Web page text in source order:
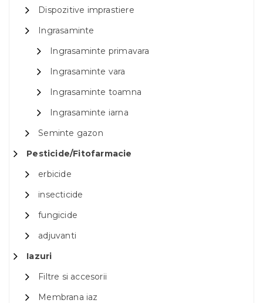
Dispozitive imprastiere
Ingrasaminte
Ingrasaminte primavara
Ingrasaminte vara
Ingrasaminte toamna
Ingrasaminte iarna
Seminte gazon
Pesticide/Fitofarmacie
erbicide
insecticide
fungicide
adjuvanti
Iazuri
Filtre si accesorii
Membrana iaz